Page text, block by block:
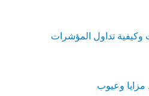
تداول المؤشرات
مزايا وعيوب